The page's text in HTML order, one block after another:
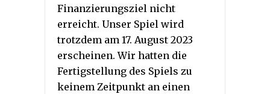
Finanzierungsziel nicht
erreicht. Unser Spiel wird
trotzdem am 17. August 2023
erscheinen. Wir hatten die
Fertigstellung des Spiels zu
keinem Zeitpunkt an einen